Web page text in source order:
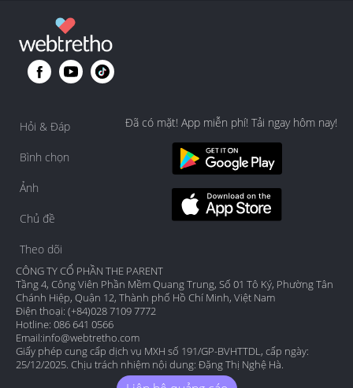
Hỏi & Đáp
Bình chọn
Ảnh
Chủ đề
Theo dõi
Đã có mặt! App miễn phí! Tải ngay hôm nay!
CÔNG TY CỔ PHẦN THE PARENT
Tầng 4, Công Viên Phần Mềm Quang Trung, Số 01 Tô Ký, Phường Tân
Chánh Hiệp, Quận 12, Thành phố Hồ Chí Minh, Việt Nam
Điện thoại: (+84)028 7109 7772
Hotline: 086 641 0566
Email:info@webtretho.com
Giấy phép cung cấp dịch vụ MXH số 191/GP-BVHTTDL, cấp ngày:
25/12/2025. Chịu trách nhiệm nội dung: Đặng Thị Nghệ Hà.